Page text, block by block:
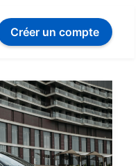
Créer un compte